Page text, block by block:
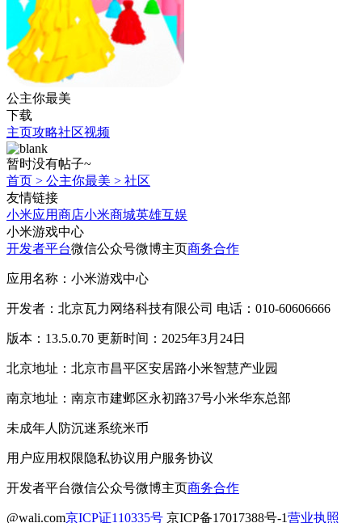
公主你最美
下载
主页攻略社区视频
暂时没有帖子~
首页 > 公主你最美 > 社区
友情链接
小米应用商店小米商城英雄互娱
小米游戏中心
开发者平台微信公众号微博主页商务合作
应用名称：小米游戏中心
开发者：北京瓦力网络科技有限公司 电话：010-60606666
版本：13.5.0.70 更新时间：2025年3月24日
北京地址：北京市昌平区安居路小米智慧产业园
南京地址：南京市建邺区永初路37号小米华东总部
未成年人防沉迷系统米币
用户应用权限隐私协议用户服务协议
开发者平台微信公众号微博主页商务合作
@wali.com京ICP证110335号 京ICP备17017388号-1营业执照